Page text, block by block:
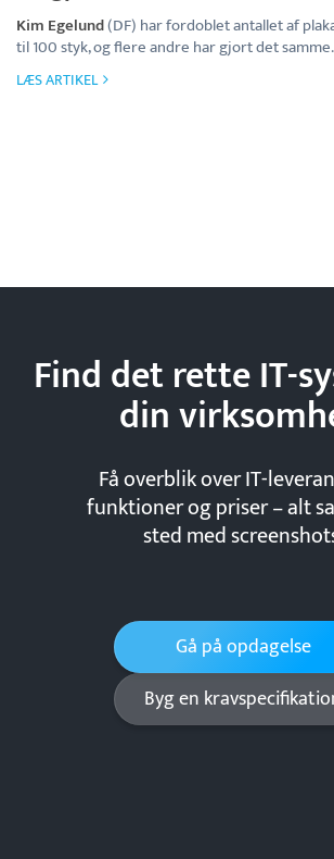
Kim Egelund(DF) har fordoblet antallet af
til 100 styk, og flere andre har gjort det samme.
LÆS ARTIKEL
Find det rette IT-
din
Få overblik over IT-
funktioner og priser – alt
sted med
Gå på opdagelse
Byg en